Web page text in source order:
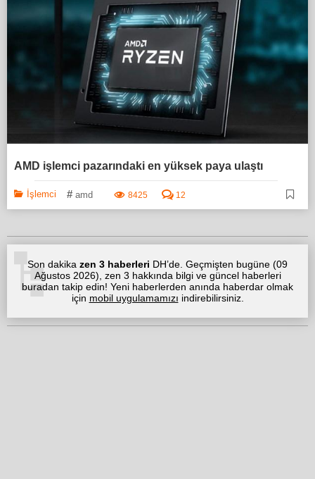
AMD işlemci pazarındaki en yüksek paya ulaştı
İşlemci # amd 8425 12
Son dakika zen 3 haberleri DH’de. Geçmişten bugüne (09
Ağustos 2026), zen 3 hakkında bilgi ve güncel haberleri
buradan takip edin! Yeni haberlerden anında haberdar olmak
için mobil uygulamamızı indirebilirsiniz.